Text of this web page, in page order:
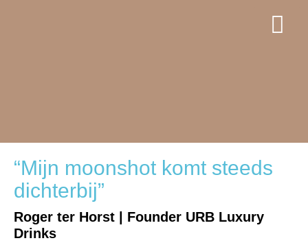
“Mijn moonshot komt steeds
dichterbij”
Roger ter Horst | Founder URB Luxury
Drinks